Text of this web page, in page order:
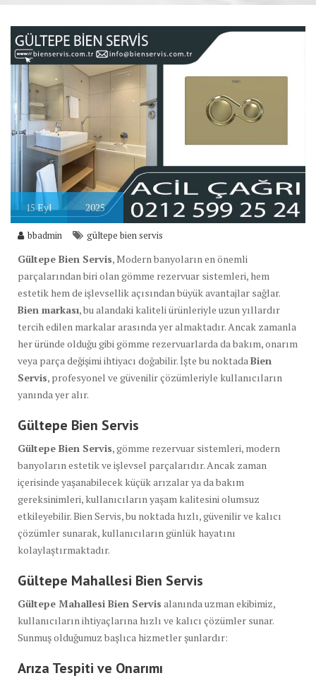
15Eyl 2025
bbadmin gültepe bien servis
Gültepe Bien Servis, Modern banyoların en önemli
parçalarından biri olan gömme rezervuar sistemleri, hem
estetik hem de işlevsellik açısından büyük avantajlar sağlar.
Bien markası, bu alandaki kaliteli ürünleriyle uzun yıllardır
tercih edilen markalar arasında yer almaktadır. Ancak zamanla
her üründe olduğu gibi gömme rezervuarlarda da bakım, onarım
veya parça değişimi ihtiyacı doğabilir. İşte bu noktada Bien
Servis, profesyonel ve güvenilir çözümleriyle kullanıcıların
yanında yer alır.
Gültepe Bien Servis
Gültepe Bien Servis, gömme rezervuar sistemleri, modern
banyoların estetik ve işlevsel parçalarıdır. Ancak zaman
içerisinde yaşanabilecek küçük arızalar ya da bakım
gereksinimleri, kullanıcıların yaşam kalitesini olumsuz
etkileyebilir. Bien Servis, bu noktada hızlı, güvenilir ve kalıcı
çözümler sunarak, kullanıcıların günlük hayatını
kolaylaştırmaktadır.
Gültepe Mahallesi Bien Servis
Gültepe Mahallesi Bien Servis alanında uzman ekibimiz,
kullanıcıların ihtiyaçlarına hızlı ve kalıcı çözümler sunar.
Sunmuş olduğumuz başlıca hizmetler şunlardır:
Arıza Tespiti ve Onarımı